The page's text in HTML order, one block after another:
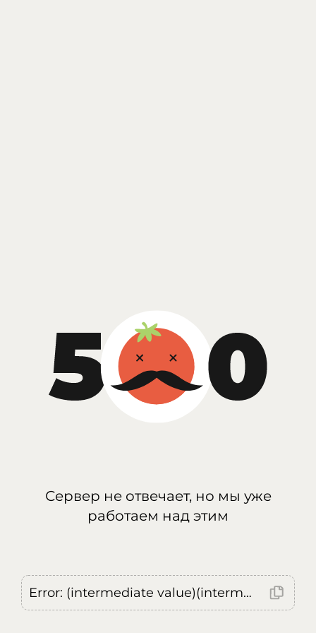
Сервер не отвечает, но мы уже
работаем над этим
Error: (intermediate value)(intermediate value)(intermediate value).replaceAll is not a function